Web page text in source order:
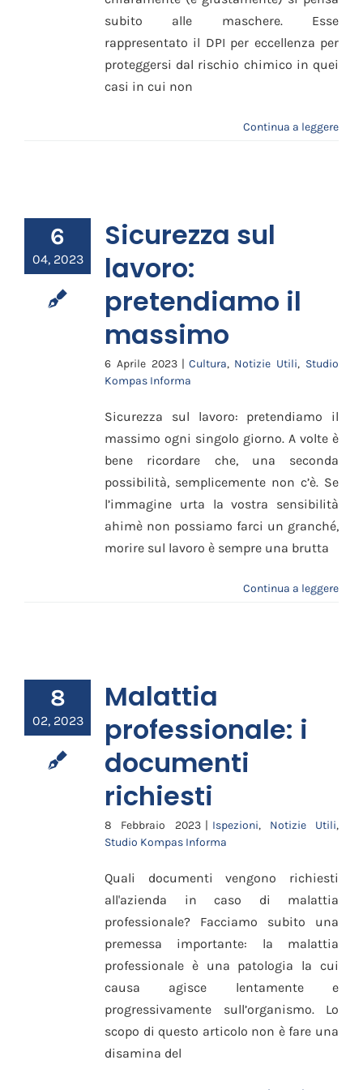
subito alle maschere. Esse
rappresentato il DPI per eccellenza per
proteggersi dal rischio chimico in quei
casi in cui non
Continua a leggere
6
04, 2023
Sicurezza sul
lavoro:
pretendiamo il
massimo
6 Aprile 2023 | Cultura, Notizie Utili, Studio
Kompas Informa
Sicurezza sul lavoro: pretendiamo il
massimo ogni singolo giorno. A volte è
bene ricordare che, una seconda
possibilità, semplicemente non c’è. Se
l’immagine urta la vostra sensibilità
ahimè non possiamo farci un granché,
morire sul lavoro è sempre una brutta
Continua a leggere
8
02, 2023
Malattia
professionale: i
documenti
richiesti
8 Febbraio 2023 | Ispezioni, Notizie Utili,
Studio Kompas Informa
Quali documenti vengono richiesti
all'azienda in caso di malattia
professionale? Facciamo subito una
premessa importante: la malattia
professionale è una patologia la cui
causa agisce lentamente e
progressivamente sull’organismo. Lo
scopo di questo articolo non è fare una
disamina del